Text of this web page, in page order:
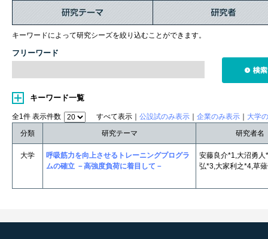
キーワードによって研究シーズを絞り込むことができます。
フリーワード
キーワード一覧
全1件 表示件数 すべて表示｜ 公設試のみ表示 企業のみ表示
大学
分類
研究テーマ 研究者名
大学
呼吸筋力を向上させるトレーニングプログラ
ムの確立 －高強度負荷に着目して－
安藤良介*1,大沼勇人
弘*3,大家利之*4,草